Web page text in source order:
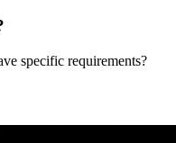
specific requirements?